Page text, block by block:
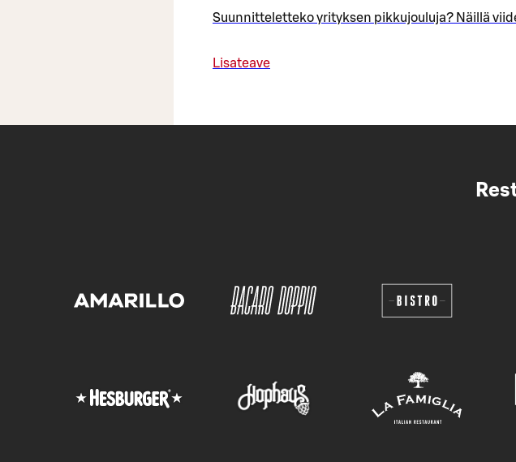
Suunnitteletteko yrityksen pikkujouluja? Näillä
Lisateave